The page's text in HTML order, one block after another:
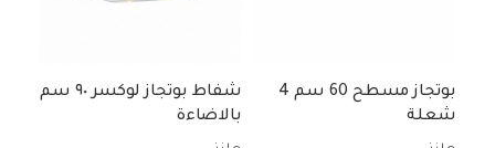
بوتجاز مسطح 60 سم 4
شعلة
شفاط بوتجاز لوكسر ٩٠ سم
بالاضاءة